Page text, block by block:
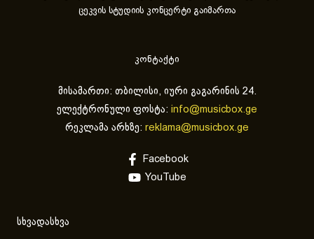
ცეკვის სტუდიის კონცერტი გაიმართა
კონტაქტი
მისამართი: თბილისი, იური გაგარინის 24.
ელექტრონული ფოსტა: info@musicbox.ge
რეკლამა არხზე: reklama@musicbox.ge
Facebook
YouTube
სხვადასხვა